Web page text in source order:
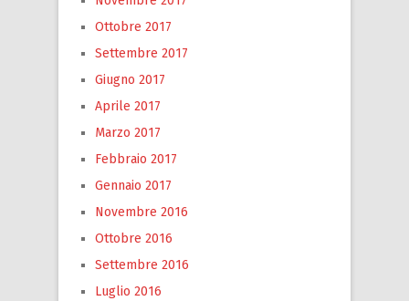
Ottobre 2017
Settembre 2017
Giugno 2017
Aprile 2017
Marzo 2017
Febbraio 2017
Gennaio 2017
Novembre 2016
Ottobre 2016
Settembre 2016
Luglio 2016